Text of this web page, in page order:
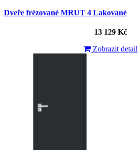
Dveře frézované MRUT 4 Lakované
13 129 Kč
Zobrazit detail